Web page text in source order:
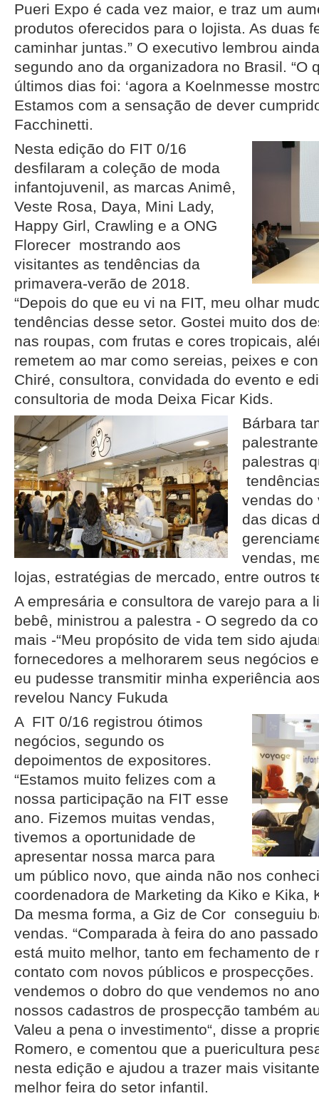
Pueri Expo é cada vez maior, e traz um
produtos oferecidos para o lojista. As duas
caminhar juntas.” O executivo lembrou
segundo ano da organizadora no Brasil. “O
últimos dias foi: ‘agora a Koelnmesse
Estamos com a sensação de dever
Facchinetti.
Nesta edição do FIT 0/16
desfilaram a coleção de moda
infantojuvenil, as marcas Animê,
Veste Rosa, Daya, Mini Lady,
Happy Girl, Crawling e a ONG
Florecer mostrando aos
visitantes as tendências da
primavera-verão de 2018.
“Depois do que eu vi na FIT, meu olhar
tendências desse setor. Gostei muito dos
nas roupas, com frutas e cores tropicais,
remetem ao mar como sereias, peixes e
Chiré, consultora, convidada do evento e
consultoria de moda Deixa Ficar Kids.
Bárbara
palestras
vendas do
das dicas
vendas,
lojas, estratégias de mercado, entre outros
A empresária e consultora de varejo para a
bebê, ministrou a palestra - O segredo da
mais -“Meu propósito de vida tem sido
fornecedores a melhorarem seus negócios
eu pudesse transmitir minha experiência
revelou Nancy Fukuda
A FIT 0/16 registrou ótimos
negócios, segundo os
depoimentos de expositores.
“Estamos muito felizes com a
nossa participação na FIT esse
ano. Fizemos muitas vendas,
tivemos a oportunidade de
apresentar nossa marca para
um público novo, que ainda não nos
coordenadora de Marketing da Kiko e Kika,
Da mesma forma, a Giz de Cor conseguiu
vendas. “Comparada à feira do ano
está muito melhor, tanto em fechamento de
contato com novos públicos e
vendemos o dobro do que vendemos no
nossos cadastros de prospecção também
Valeu a pena o investimento“, disse a
Romero, e comentou que a puericultura
nesta edição e ajudou a trazer mais
melhor feira do setor infantil.